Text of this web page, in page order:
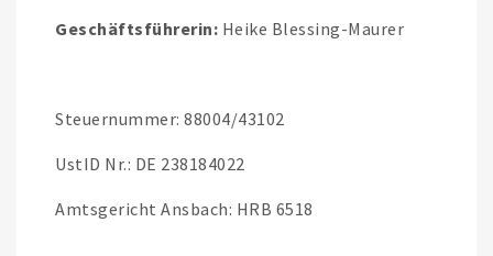
Geschäftsführerin: Heike Blessing-Maurer
Steuernummer: 88004/43102
UstID Nr.: DE 238184022
Amtsgericht Ansbach: HRB 6518